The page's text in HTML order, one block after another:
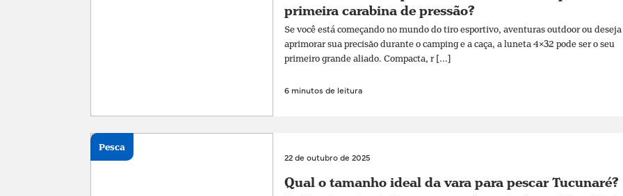
primeira carabina de pressão?
Se você está começando no mundo do tiro esportivo, aventuras outdoor ou deseja
aprimorar sua precisão durante o camping e a caça, a luneta 4×32 pode ser o seu
primeiro grande aliado. Compacta, r [...]
6 minutos de leitura
22 de outubro de 2025
Qual o tamanho ideal da vara para pescar Tucunaré?
Pesca